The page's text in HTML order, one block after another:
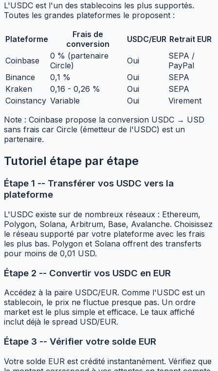
L'USDC est l'un des stablecoins les plus supportés.
Toutes les grandes plateformes le proposent :
Plateforme
Frais de
conversion
USDC/EUR Retrait EUR
Coinbase
0 % (partenaire
Circle)
Oui
SEPA /
PayPal
Binance
0,1 % Oui
SEPA
Kraken
0,16 - 0,26 % Oui
SEPA
Coinstancy Variable Oui
Virement
Note : Coinbase propose la conversion USDC → USD
sans frais car Circle (émetteur de l'USDC) est un
partenaire.
Tutoriel étape par étape
Étape 1 -- Transférer vos USDC vers la
plateforme
L'USDC existe sur de nombreux réseaux : Ethereum,
Polygon, Solana, Arbitrum, Base, Avalanche. Choisissez
le réseau supporté par votre plateforme avec les frais
les plus bas. Polygon et Solana offrent des transferts
pour moins de 0,01 USD.
Étape 2 -- Convertir vos USDC en EUR
Accédez à la paire USDC/EUR. Comme l'USDC est un
stablecoin, le prix ne fluctue presque pas. Un ordre
market est le plus simple et efficace. Le taux affiché
inclut déjà le spread USD/EUR.
Étape 3 -- Vérifier votre solde EUR
Votre solde EUR est crédité instantanément. Vérifiez que